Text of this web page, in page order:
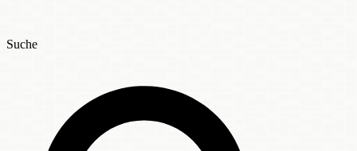
Suche